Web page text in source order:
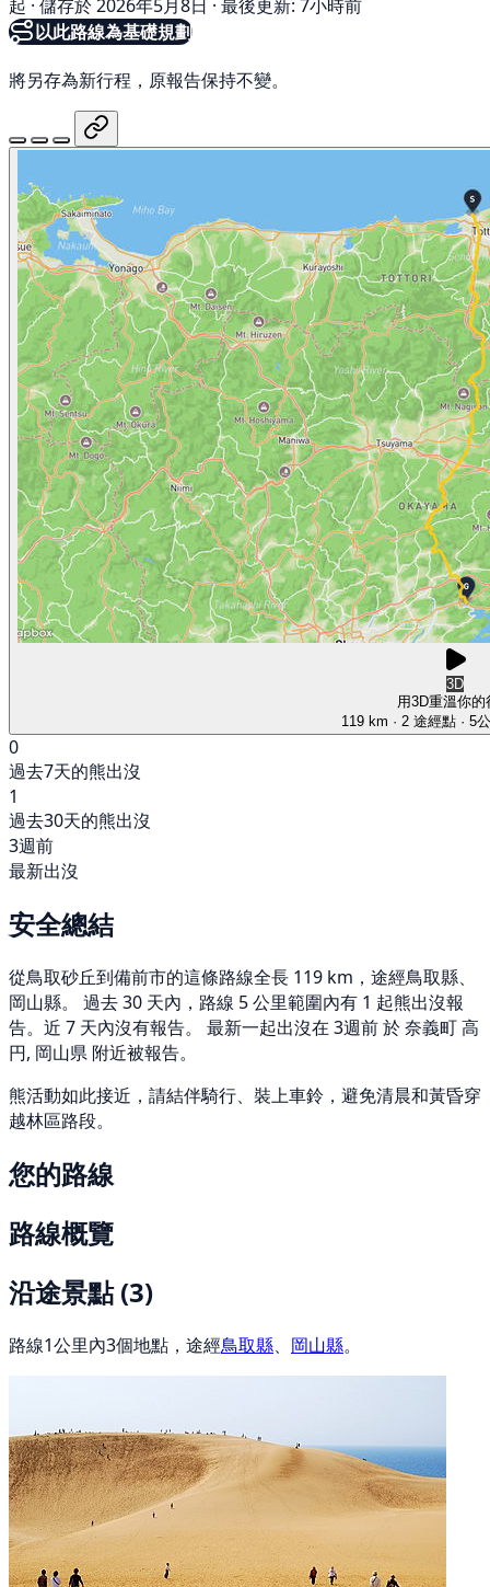
起 · 儲存於 2026年5月8日 · 最後更新: 7小時前
以此路線為基礎規劃
將另存為新行程，原報告保持不變。
3D
用3D重溫你的
119 km · 2 途經點· 5
0
過去7天的熊出沒
1
過去30天的熊出沒
3週前
最新出沒
安全總結
從鳥取砂丘到備前市的這條路線全長 119 km，途經鳥取縣、
岡山縣。 過去 30 天內，路線 5 公里範圍內有 1 起熊出沒報
告。近 7 天內沒有報告。 最新一起出沒在 3週前 於 奈義町 高
円, 岡山県 附近被報告。
熊活動如此接近，請結伴騎行、裝上車鈴，避免清晨和黃昏穿
越林區路段。
您的路線
路線概覽
沿途景點(3)
路線1公里內3個地點，途經鳥取縣、 岡山縣。